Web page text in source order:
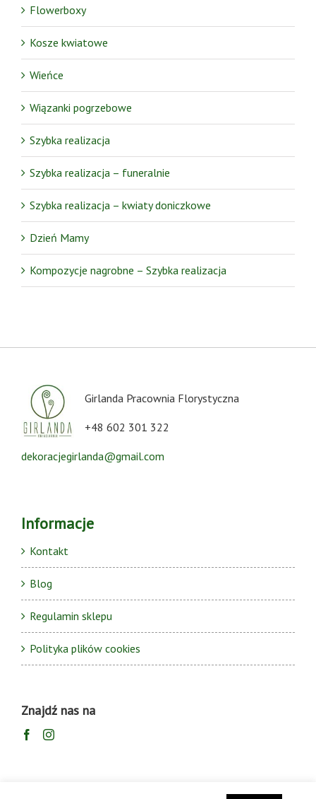
Flowerboxy
Kosze kwiatowe
Wieńce
Wiązanki pogrzebowe
Szybka realizacja
Szybka realizacja – funeralnie
Szybka realizacja – kwiaty doniczkowe
Dzień Mamy
Kompozycje nagrobne – Szybka realizacja
Girlanda Pracownia Florystyczna
+48 602 301 322
dekoracjegirlanda@gmail.com
Informacje
Kontakt
Blog
Regulamin sklepu
Polityka plików cookies
Znajdź nas na